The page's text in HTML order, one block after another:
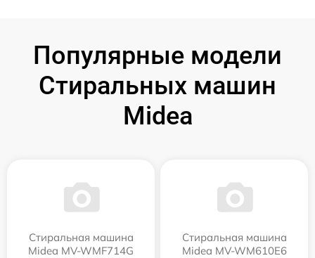
Популярные модели
Стиральных машин
Midea
Стиральная машина
Midea MV-WMF714G
Стиральная машина
Midea MV-WM610E6